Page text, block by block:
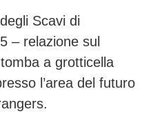
Scavi di
– relazione sul
a grotticella
l’area del futuro